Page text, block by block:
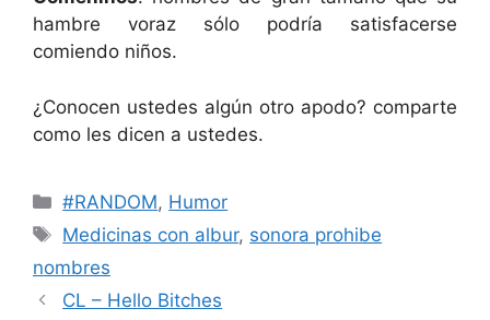
hambre voraz sólo podría satisfacerse
comiendo niños.
¿Conocen ustedes algún otro apodo? comparte
como les dicen a ustedes.
Categorías
#RANDOM, Humor
Etiquetas
Medicinas con albur, sonora prohibe
nombres
CL – Hello Bitches